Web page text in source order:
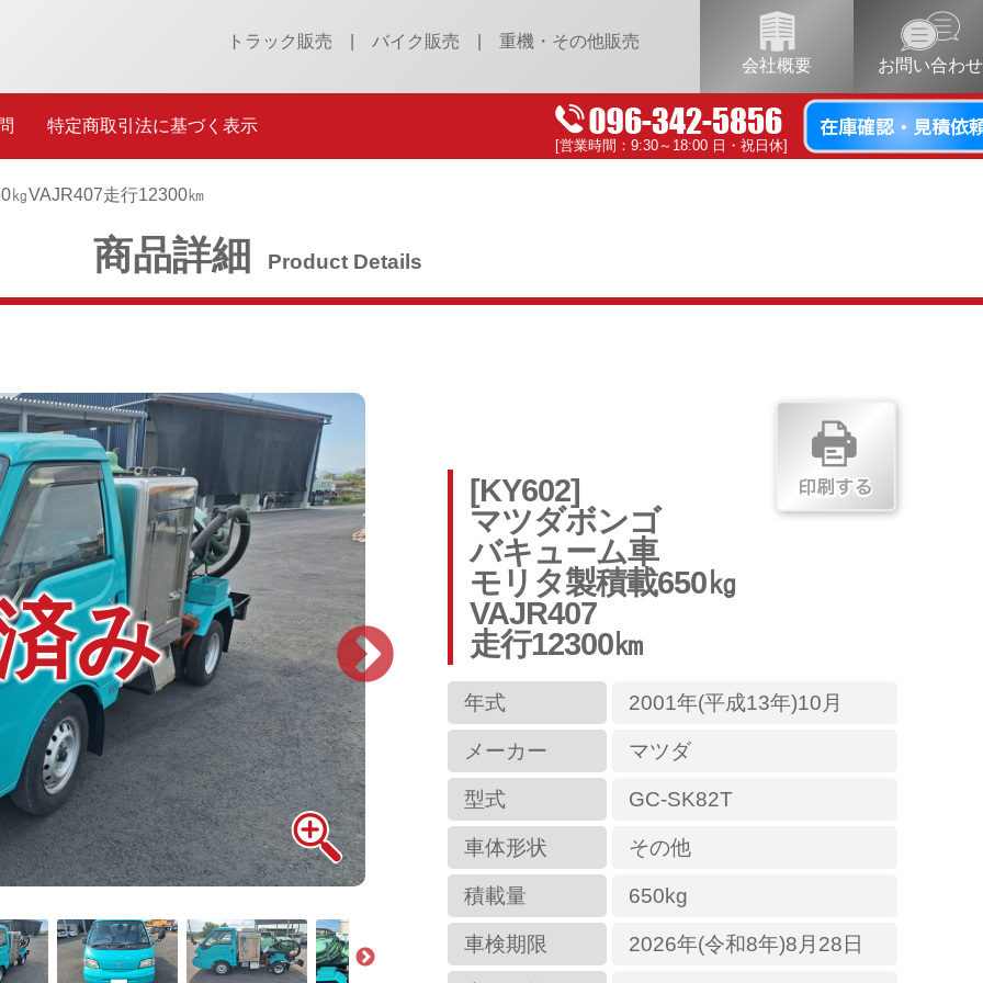
トラック販売 バイク販売
重機・その他販売
会社概要
お問い合わせ
特定商取引法に基づく表示
[営業時間：9:30～18:00 日・祝日休]
㎏VAJR407走行12300㎞
商品詳細 Product Details
み
[KY602]
マツダボンゴ
バキューム車
モリタ製積載650㎏
VAJR407
走行12300㎞
年式 2001年(平成13年)10月
メーカー マツダ
型式 GC-SK82T
車体形状 その他
積載量 650kg
車検期限 2026年(令和8年)8月28日